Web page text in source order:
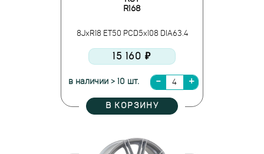
R168
8JxR18 ET50 PCD5x108 DIA63.4
15 160 ₽
в наличии > 10 шт.
В КОРЗИНУ